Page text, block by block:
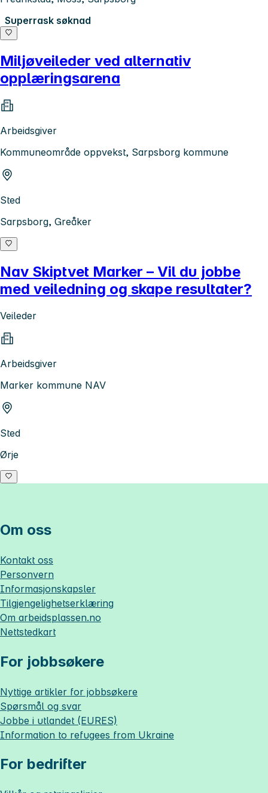
Superrask søknad
Miljøveileder ved alternativ
opplæringsarena
Arbeidsgiver
Kommuneområde oppvekst, Sarpsborg kommune
Sted
Sarpsborg, Greåker
Nav Skiptvet Marker – Vil du jobbe
med veiledning og skape resultater?
Veileder
Arbeidsgiver
Marker kommune NAV
Sted
Ørje
Om oss
Kontakt oss
Personvern
Informasjonskapsler
Tilgjengelighetserklæring
Om arbeidsplassen.no
Nettstedkart
For jobbsøkere
Nyttige artikler for jobbsøkere
Spørsmål og svar
Jobbe i utlandet (EURES)
Information to refugees from Ukraine
For bedrifter